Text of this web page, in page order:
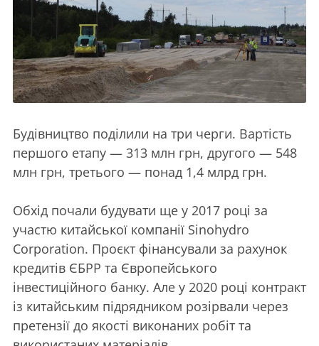
Будівництво поділили на три черги. Вартість
першого етапу — 313 млн грн, другого — 548
млн грн, третього — понад 1,4 млрд грн.
Обхід почали будувати ще у 2017 році за
участю китайської компанії Sinohydro
Corporation. Проєкт фінансували за рахунок
кредитів ЄБРР та Європейського
інвестиційного банку. Але у 2020 році контракт
із китайським підрядником розірвали через
претензії до якості виконаних робіт та